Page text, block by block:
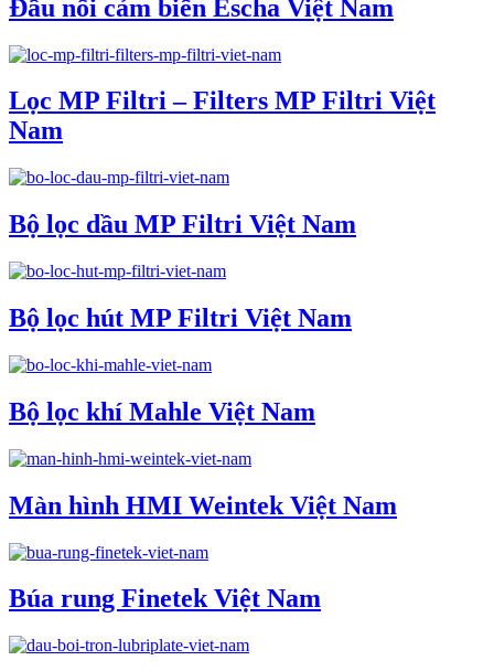
Đầu nối cảm biến Escha Việt Nam
Lọc MP Filtri – Filters MP Filtri Việt
Nam
Bộ lọc dầu MP Filtri Việt Nam
Bộ lọc hút MP Filtri Việt Nam
Bộ lọc khí Mahle Việt Nam
Màn hình HMI Weintek Việt Nam
Búa rung Finetek Việt Nam